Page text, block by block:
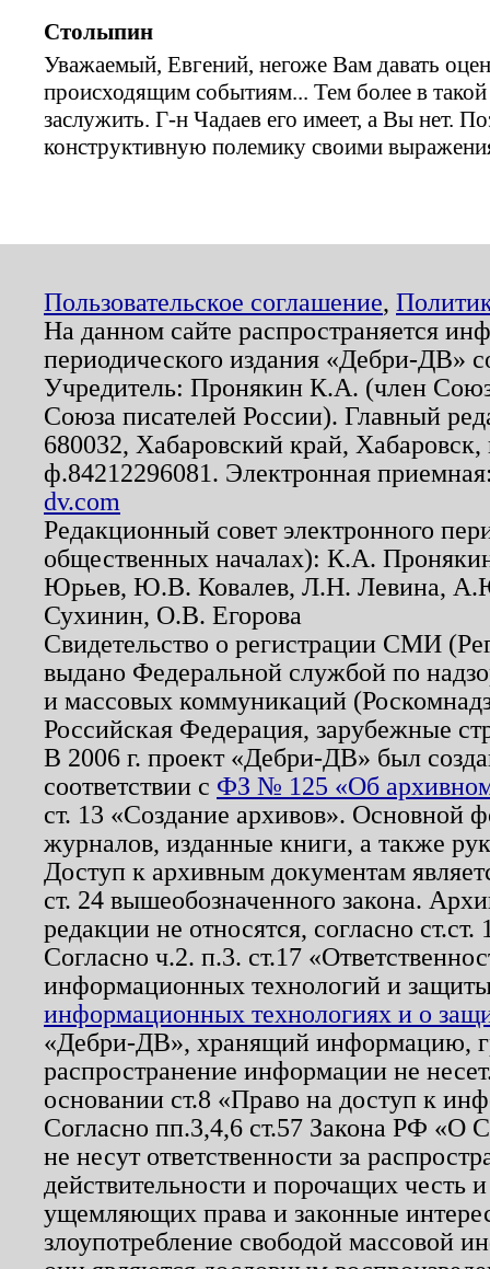
Столыпин
Уважаемый, Евгений, негоже Вам давать
происходящим событиям... Тем более в
заслужить. Г-н Чадаев его имеет, а Вы нет.
конструктивную полемику своими
Пользовательское соглашение,
На данном сайте распространяется
периодического издания «Дебри-ДВ»
Учредитель: Пронякин К.А. (член
Союза писателей России). Главный
680032, Хабаровский край,
ф.84212296081. Электронная
dv.com
Редакционный совет электронного
общественных началах): К.А.
Юрьев, Ю.В. Ковалев, Л.Н. Левина,
Сухинин, О.В. Егорова
Свидетельство о регистрации СМИ
выдано Федеральной службой по
и массовых коммуникаций
Российская Федерация, зарубежные
В 2006 г. проект «Дебри-ДВ» был
соответствии с ФЗ № 125 «Об
ст. 13 «Создание архивов». Основной
журналов, изданные книги, а также
Доступ к архивным документам
ст. 24 вышеобозначенного закона.
редакции не относятся, согласно
Согласно ч.2. п.3. ст.17
информационных технологий и
информационных технологиях и о
«Дебри-ДВ», хранящий информацию,
распространение информации не
основании ст.8 «Право на доступ к
Согласно пп.3,4,6 ст.57 Закона РФ «О
не несут ответственности за
действительности и порочащих честь
ущемляющих права и законные
злоупотребление свободой массовой